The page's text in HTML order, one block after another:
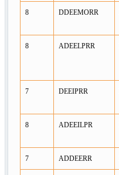
8 DDEEMORR
8 ADEELPRR
7 DEEIPRR
8 ADEEILPR
7 ADDEERR